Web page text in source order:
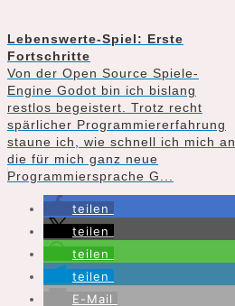
Lebenswerte-Spiel: Erste
Fortschritte
Von der Open Source Spiele-
Engine Godot bin ich bislang
restlos begeistert. Trotz recht
spärlicher Programmiererfahrung
staune ich, wie schnell ich mich an
die für mich ganz neue
Programmiersprache G...
teilen
teilen
teilen
teilen
E-Mail